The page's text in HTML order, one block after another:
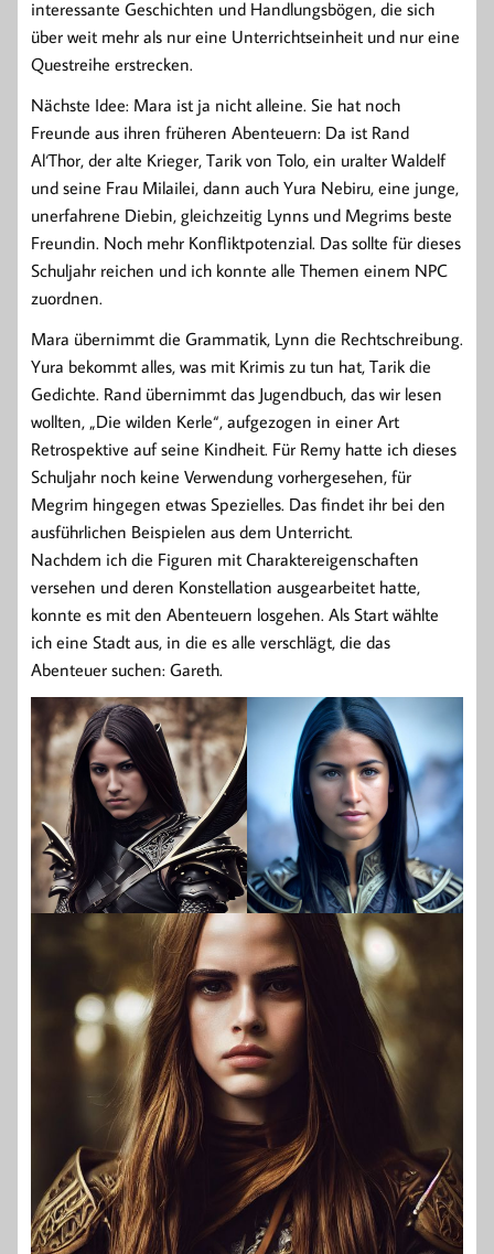
interessante Geschichten und Handlungsbögen, die sich
über weit mehr als nur eine Unterrichtseinheit und nur eine
Questreihe erstrecken.
Nächste Idee: Mara ist ja nicht alleine. Sie hat noch
Freunde aus ihren früheren Abenteuern: Da ist Rand
Al‘Thor, der alte Krieger, Tarik von Tolo, ein uralter Waldelf
und seine Frau Milailei, dann auch Yura Nebiru, eine junge,
unerfahrene Diebin, gleichzeitig Lynns und Megrims beste
Freundin. Noch mehr Konfliktpotenzial. Das sollte für dieses
Schuljahr reichen und ich konnte alle Themen einem NPC
zuordnen.
Mara übernimmt die Grammatik, Lynn die Rechtschreibung.
Yura bekommt alles, was mit Krimis zu tun hat, Tarik die
Gedichte. Rand übernimmt das Jugendbuch, das wir lesen
wollten, „Die wilden Kerle“, aufgezogen in einer Art
Retrospektive auf seine Kindheit. Für Remy hatte ich dieses
Schuljahr noch keine Verwendung vorhergesehen, für
Megrim hingegen etwas Spezielles. Das findet ihr bei den
ausführlichen Beispielen aus dem Unterricht.
Nachdem ich die Figuren mit Charaktereigenschaften
versehen und deren Konstellation ausgearbeitet hatte,
konnte es mit den Abenteuern losgehen. Als Start wählte
ich eine Stadt aus, in die es alle verschlägt, die das
Abenteuer suchen: Gareth.